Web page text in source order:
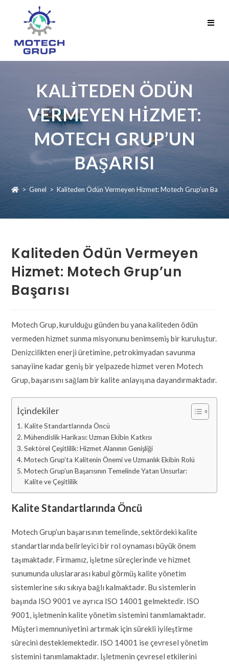
KALITEDEN ÖDÜN
VERMEYEN HIZMET:
MOTECH GRUP’UN
BAŞARISI
> Genel > Kaliteden Ödün Vermeyen Hizmet: Motech Grup’un
Kaliteden Ödün Vermeyen
Hizmet: Motech Grup’un
Başarısı
Motech Grup, kurulduğu günden bu yana kaliteden ödün
vermeden hizmet sunma misyonunu benimsemiş bir kuruluştur.
Denizcilikten enerji üretimine, petrokimyadan savunma
sanayiine kadar geniş bir yelpazede hizmet veren Motech
Grup, başarısını sağlam bir kalite anlayışına dayandırmaktadır.
İçindekiler
Kalite Standartlarında Öncü
Mühendislik Harikası: Uzman Ekibin Katkısı
Sektörel Çeşitlilik: Hizmet Alanının Genişliği
Motech Grup’ta Kalitenin Önemi ve Uzmanlık Ekibin Rolü
Motech Grup’un Başarısının Temelinde Yatan Unsurlar:
Kalite ve Çeşitlilik
Kalite Standartlarında Öncü
Motech Grup’un başarısının temelinde, sektördeki kalite
standartlarında belirleyici bir rol oynaması büyük önem
taşımaktadır. Firmamız, işletme süreçlerinde ve hizmet
sunumunda uluslararası kabul görmüş kalite yönetim
sistemlerine sıkı sıkıya bağlı kalmaktadır. Bu sistemlerin
başında ISO 9001 ve ayrıca ISO 14001 gelmektedir. ISO
9001, işletmenin kalite yönetim sistemini tanımlamaktadır.
Müşteri memnuniyetini artırmak için sürekli iyileştirme
sürecini desteklemektedir. ISO 14001 ise çevresel yönetim
sistemini tanımlamaktadır. İşletmenin çevresel etkilerini